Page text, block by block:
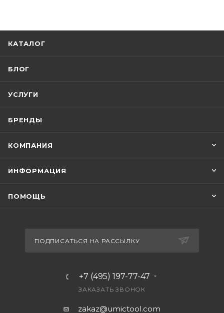
КАТАЛОГ
БЛОГ
УСЛУГИ
БРЕНДЫ
КОМПАНИЯ
ИНФОРМАЦИЯ
ПОМОЩЬ
ПОДПИСАТЬСЯ НА РАССЫЛКУ
+7 (495) 197-77-47
ЗАКАЗАТЬ ЗВОНОК
zakaz@umictool.com